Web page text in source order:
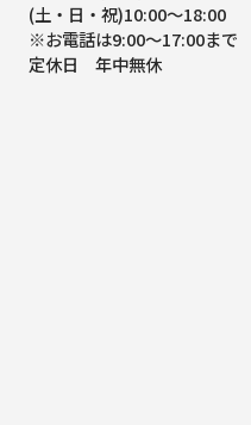
(土・日・祝)10:00～18:00
※お電話は9:00～17:00まで
定休日 年中無休